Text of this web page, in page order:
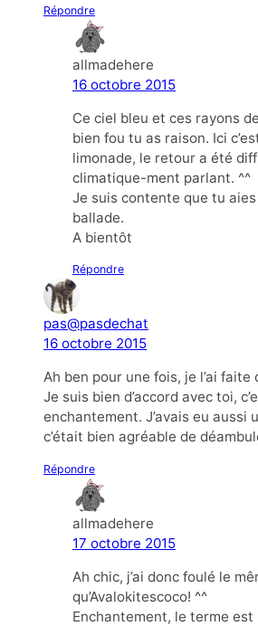
Répondre
allmadehere
16 octobre 2015
Ce ciel bleu et ces rayons
bien fou tu as raison. Ici
limonade, le retour a été
climatique-ment parlant. ^^
Je suis contente que tu
ballade.
A bientôt
Répondre
pas@pasdechat
16 octobre 2015
Ah ben pour une fois, je l’ai faite
Je suis bien d’accord avec toi,
enchantement. J’avais eu aussi
c’était bien agréable de
Répondre
allmadehere
17 octobre 2015
Ah chic, j’ai donc foulé le
qu’Avalokitescoco! ^^
Enchantement, le terme